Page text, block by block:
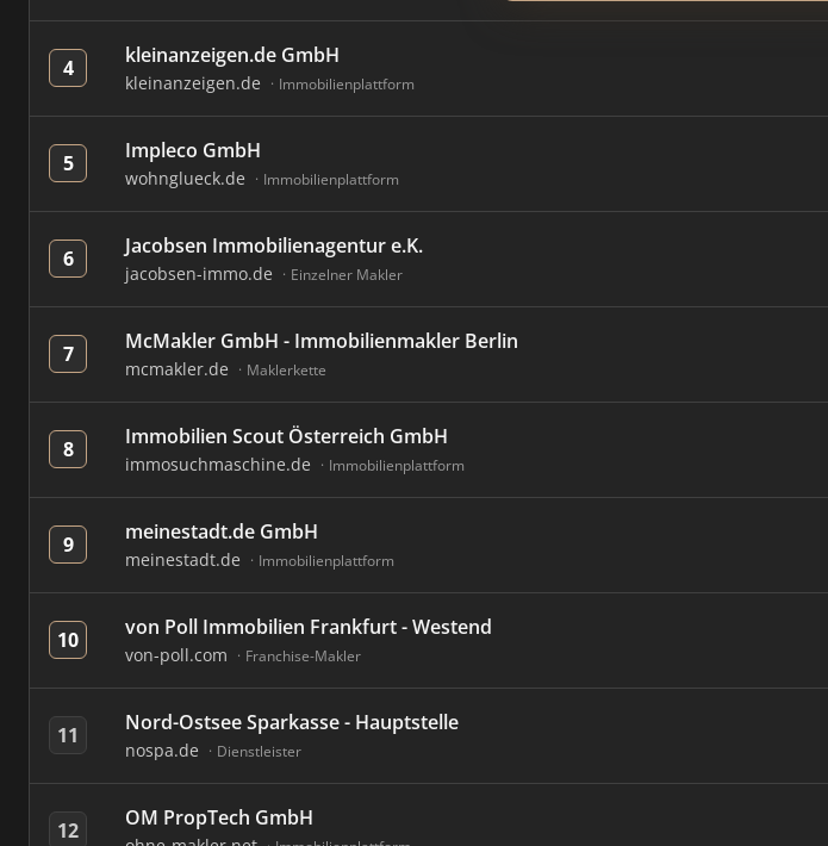
4 kleinanzeigen.de GmbH
kleinanzeigen.de Immobilienplattform
5 Impleco GmbH
wohnglueck.de Immobilienplattform
6 Jacobsen Immobilienagentur e.K.
jacobsen-immo.de Einzelner Makler
7 McMakler GmbH - Immobilienmakler Berlin
mcmakler.de Maklerkette
8 Immobilien Scout Österreich GmbH
immosuchmaschine.de Immobilienplattform
9 meinestadt.de GmbH
meinestadt.de Immobilienplattform
10 von Poll Immobilien Frankfurt - Westend
von-poll.com Franchise-Makler
11 Nord-Ostsee Sparkasse - Hauptstelle
nospa.de Dienstleister
12 OM PropTech GmbH